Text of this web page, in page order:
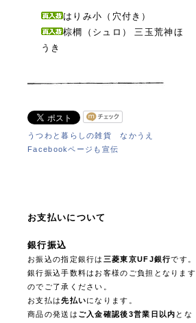
はりみ小（穴付き）
棕櫚（シュロ） 三玉荒神ほ
うき
うつわと暮らしの雑貨 なかうえ
Facebookページも宣伝
お支払いについて
銀行振込
お振込の指定銀行は 三菱東京UFJ銀行です。
銀行振込手数料はお客様のご負担となります
のでご了承ください。
お支払は先払いになります。
商品の発送は ご入金確認後3営業日以内 とな